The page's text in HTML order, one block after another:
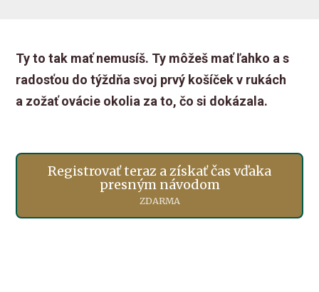
Ty to tak mať nemusíš. Ty môžeš mať ľahko a s
radosťou do týždňa svoj prvý košíček v rukách
a zožať ovácie okolia za to, čo si dokázala.
Registrovať teraz a získať čas vďaka
presným návodom
ZDARMA